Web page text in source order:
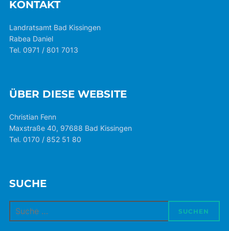
KONTAKT
Landratsamt Bad Kissingen
Rabea Daniel
Tel. 0971 / 801 7013
ÜBER DIESE WEBSITE
Christian Fenn
Maxstraße 40, 97688 Bad Kissingen
Tel. 0170 / 852 51 80
SUCHE
nach:
SUCHEN